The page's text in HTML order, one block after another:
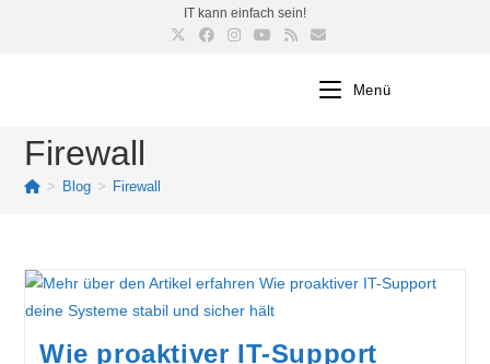
IT kann einfach sein!
Menü
Firewall
> Blog > Firewall
Wie proaktiver IT-Support